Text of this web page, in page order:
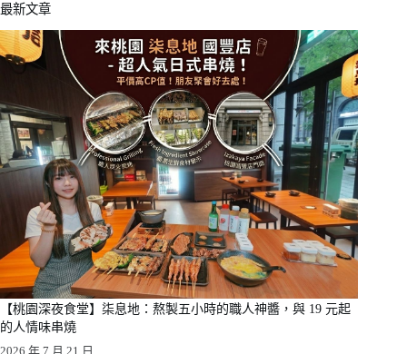
最新文章
【桃園深夜食堂】柒息地：熬製五小時的職人神醬，與 19 元起
的人情味串燒
2026 年 7 月 21 日